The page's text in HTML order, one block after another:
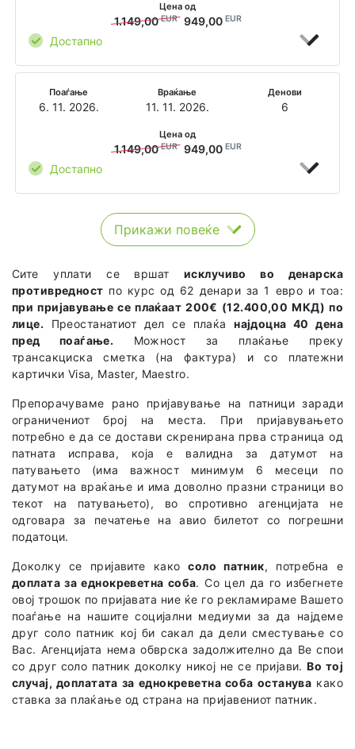
Достапно
Цена од
1.149,00EUR 949,00 EUR
Поаѓање
6. 11. 2026.
Враќање
11. 11. 2026.
Денови
6
Достапно
Цена од
1.149,00EUR 949,00 EUR
Прикажи повеќе
Сите уплати се вршатисклучиво во денарска
противредност по курс од 62 денари за 1 евро и тоа:
при пријавување се плаќаат 200€ (12.400,00 МКД) по
лице. Преостанатиот дел се плаќанајдоцна 40 дена
пред поаѓање. Можност за плаќање преку
трансакциска сметка (на фактура) и со платежни
картички Visa, Master, Maestro.
Препорачуваме рано пријавување на патници заради
ограничениот број на места. При пријавувањето
потребно е да се достави скренирана прва страница од
патната исправа, која е валидна за датумот на
патувањето (има важност минимум 6 месеци по
датумот на враќање и има доволно празни страници во
текот на патувањето), во спротивно агенцијата не
одговара за печатење на авио билетот со погрешни
податоци.
Доколку се пријавите какосоло патник, потребна е
доплата за еднокреветна соба. Со цел да го избегнете
овој трошок по пријавата ние ќе го рекламираме Вашето
поаѓање на нашите социјални медиуми за да најдеме
друг соло патник кој би сакал да дели сместување со
Вас. Агенцијата нема обврска задолжително да Ве спои
со друг соло патник доколку никој не се пријави.Во тој
случај, доплатата за еднокреветна соба останува како
ставка за плаќање од страна на пријавениот патник.